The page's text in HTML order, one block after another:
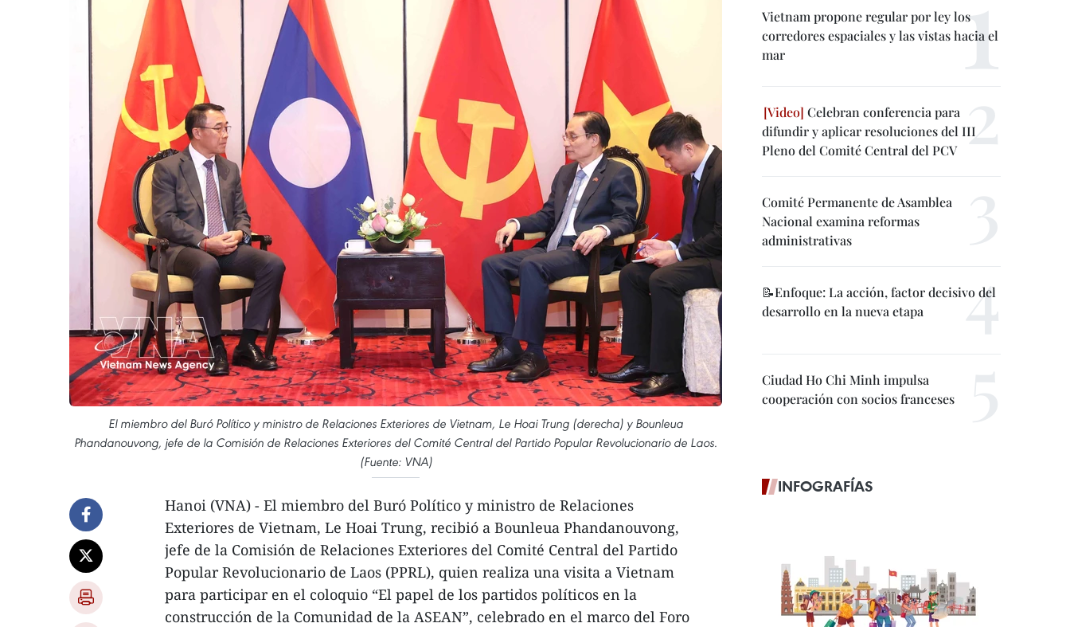
El miembro del Buró Político y ministro de Relaciones Exteriores de Vietnam, Le Hoai Trung (derecha) y Bounleua
Phandanouvong, jefe de la Comisión de Relaciones Exteriores del Comité Central del Partido Popular Revolucionario de Laos.
(Fuente: VNA)
Hanoi (VNA) - El miembro del Buró Político y ministro de Relaciones
Exteriores de Vietnam, Le Hoai Trung, recibió a Bounleua Phandanouvong,
jefe de la Comisión de Relaciones Exteriores del Comité Central del Partido
Popular Revolucionario de Laos (PPRL), quien realiza una visita a Vietnam
para participar en el coloquio “El papel de los partidos políticos en la
construcción de la Comunidad de la ASEAN”, celebrado en el marco del Foro
Vietnam propone regular por ley los
corredores espaciales y las vistas hacia el
mar
Celebran conferencia para
difundir y aplicar resoluciones del III
Pleno del Comité Central del PCV
Comité Permanente de Asamblea
Nacional examina reformas
administrativas
📝Enfoque: La acción, factor decisivo del
desarrollo en la nueva etapa
Ciudad Ho Chi Minh impulsa
cooperación con socios franceses
INFOGRAFÍAS